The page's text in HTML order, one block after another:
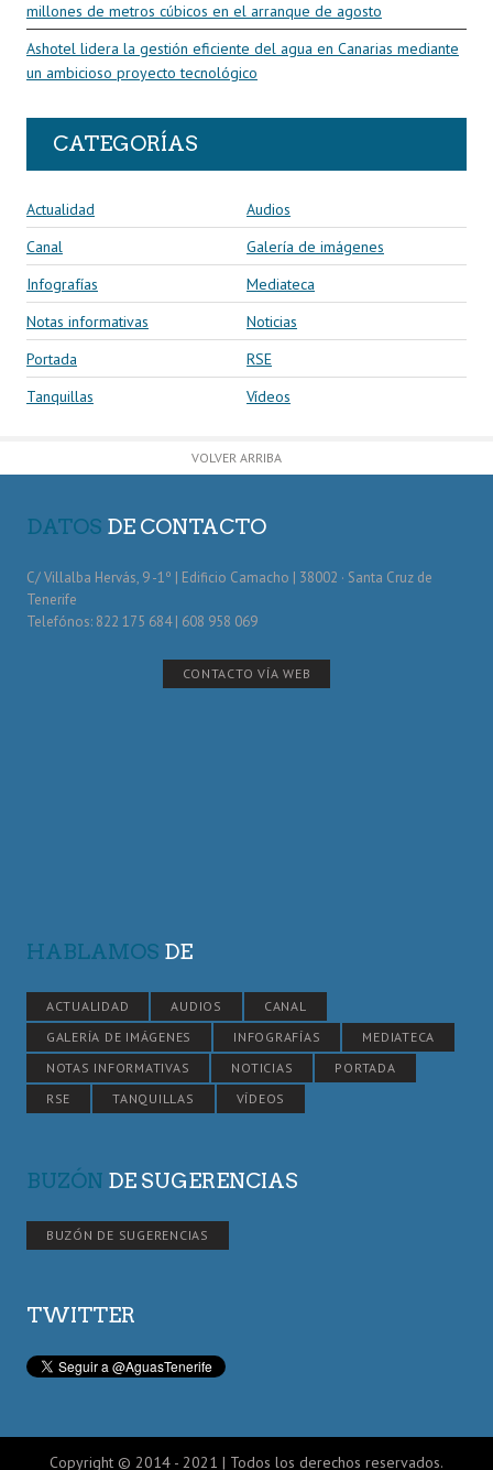
millones de metros cúbicos en el arranque de agosto
Ashotel lidera la gestión eficiente del agua en Canarias mediante
un ambicioso proyecto tecnológico
CATEGORÍAS
Actualidad
Audios
Canal
Galería de imágenes
Infografías
Mediateca
Notas informativas
Noticias
Portada
RSE
Tanquillas
Vídeos
VOLVER ARRIBA
DATOS DE CONTACTO
C/ Villalba Hervás, 9 -1º | Edificio Camacho | 38002 · Santa Cruz de
Tenerife
Telefónos: 822 175 684 | 608 958 069
CONTACTO VÍA WEB
HABLAMOS DE
ACTUALIDAD AUDIOS
CANAL
GALERÍA DE IMÁGENES
INFOGRAFÍAS
MEDIATECA
NOTAS INFORMATIVAS
NOTICIAS
PORTADA
RSE
TANQUILLAS VÍDEOS
BUZÓN DE SUGERENCIAS
BUZÓN DE SUGERENCIAS
TWITTER
Copyright © 2014 - 2021 | Todos los derechos reservados.